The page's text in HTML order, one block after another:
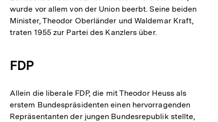
wurde vor allem von der Union beerbt. Seine beiden
Minister, Theodor Oberländer und Waldemar Kraft,
traten 1955 zur Partei des Kanzlers über.
FDP
Allein die liberale FDP, die mit Theodor Heuss als
erstem Bundespräsidenten einen hervorragenden
Repräsentanten der jungen Bundesrepublik stellte,